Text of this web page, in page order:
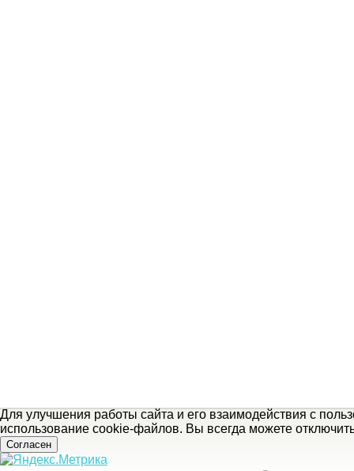
Для улучшения работы сайта и его взаимодействия с
использование cookie-файлов. Вы всегда можете
Согласен